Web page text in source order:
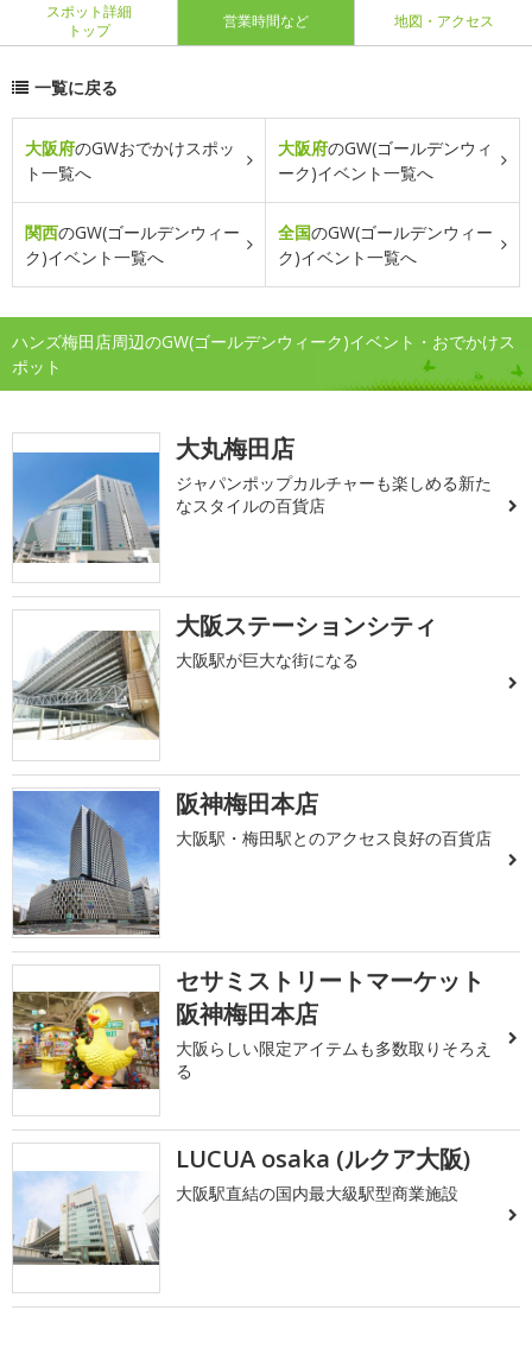
スポット詳細
トップ
営業時間など 地図・アクセス
一覧に戻る
大阪府のGWおでかけスポッ
ト一覧へ
大阪府のGW(ゴールデンウィ
ーク)イベント一覧へ
関西のGW(ゴールデンウィー
ク)イベント一覧へ
全国のGW(ゴールデンウィー
ク)イベント一覧へ
ハンズ梅田店周辺のGW(ゴールデンウィーク)イベント・おでかけス
ポット
大丸梅田店
ジャパンポップカルチャーも楽しめる新た
なスタイルの百貨店
大阪ステーションシティ
大阪駅が巨大な街になる
阪神梅田本店
大阪駅・梅田駅とのアクセス良好の百貨店
セサミストリートマーケット
阪神梅田本店
大阪らしい限定アイテムも多数取りそろえ
る
LUCUA osaka (ルクア大阪)
大阪駅直結の国内最大級駅型商業施設